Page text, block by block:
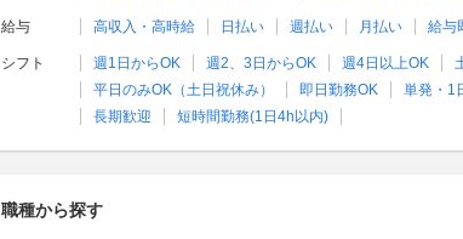
給与 高収入・高時給 日払い 週払い 月払い 給与
シフト 週1日からOK 週2、3日からOK 週4日以上OK
平日のみOK（土日祝休み）
即日勤務OK
単発・1
長期歓迎
短時間勤務(1日4h以内)
職種から探す